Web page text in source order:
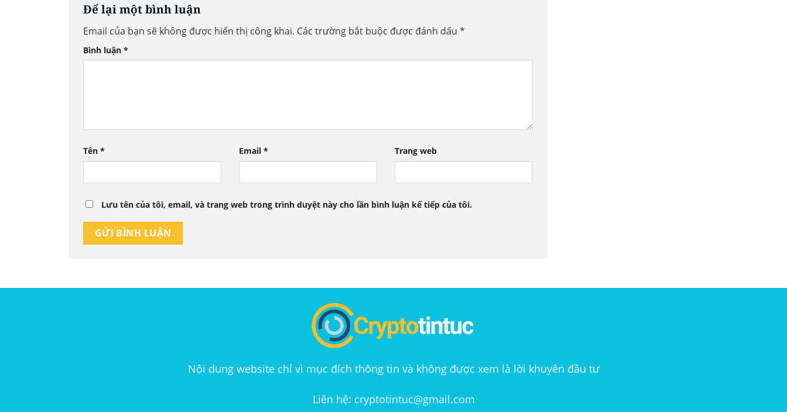
Để lại một bình luận
Email của bạn sẽ không được hiển thị công khai. Các trường bắt buộc được đánh dấu *
Bình luận *
Tên * Email * Trang web
Lưu tên của tôi, email, và trang web trong trình duyệt này cho lần bình luận kế tiếp của tôi.
Nội dung website chỉ vì mục đích thông tin và không được xem là lời khuyên đầu tư
Liên hệ: cryptotintuc@gmail.com